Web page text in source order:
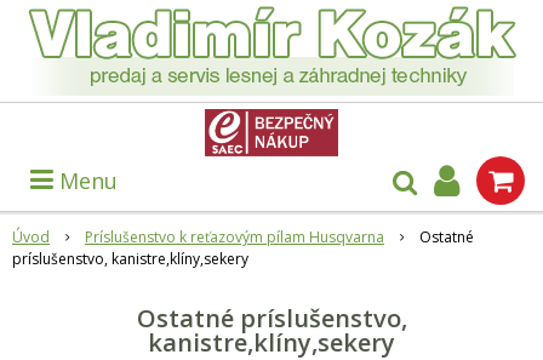
Menu
Úvod Príslušenstvo k reťazovým pílam Husqvarna
Ostatné
príslušenstvo, kanistre,klíny,sekery
Ostatné príslušenstvo,
kanistre,klíny,sekery